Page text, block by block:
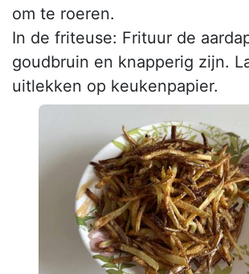
om te roeren.
In de friteuse: Frituur de
goudbruin en knapperig zijn.
uitlekken op keukenpapier.